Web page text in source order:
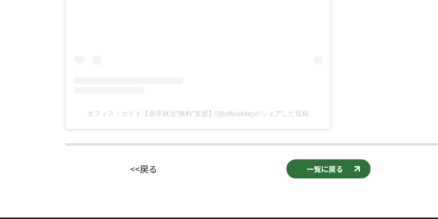
オフィス・カイト【新卒就活"無料"支援】(@officekite)がシェアした投稿
<<戻る 一覧に戻る